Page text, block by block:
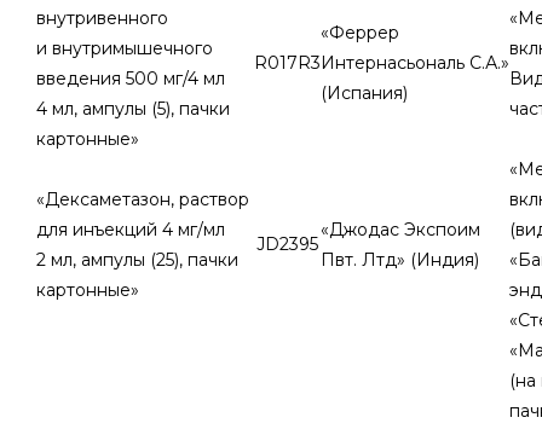
внутривенного
и внутримышечного
введения 500 мг/4 мл
4 мл, ампулы (5), пачки
картонные»
R017R3
«Феррер
Интернасьональ С.А.»
(Испания)
«Дексаметазон, раствор
для инъекций 4 мг/мл
2 мл, ампулы (25), пачки
картонные»
JD2395
«Джодас Экспоим
Пвт. Лтд» (Индия)
(на